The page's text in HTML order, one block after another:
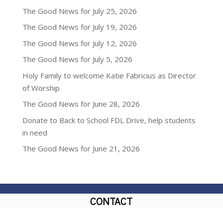
The Good News for July 25, 2026
The Good News for July 19, 2026
The Good News for July 12, 2026
The Good News for July 5, 2026
Holy Family to welcome Katie Fabricius as Director
of Worship
The Good News for June 28, 2026
Donate to Back to School FDL Drive, help students
in need
The Good News for June 21, 2026
CONTACT